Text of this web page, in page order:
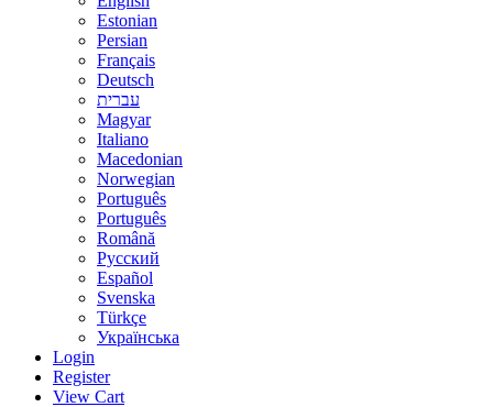
Estonian
Persian
Français
Deutsch
עברית
Magyar
Italiano
Macedonian
Norwegian
Português
Português
Română
Русский
Español
Svenska
Türkçe
Українська
Login
Register
View Cart